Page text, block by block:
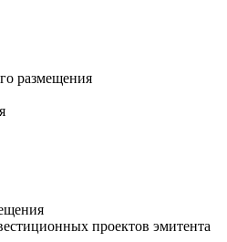
размещения
проектов эмитента